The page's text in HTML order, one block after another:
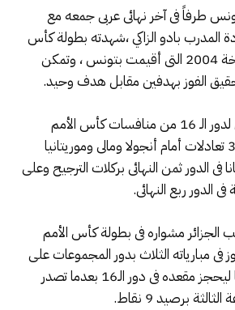
طرفاً فى آخر نهائى عربى جمعه مع
المدرب بادو الزاكي ،شهدته بطولة كأس
الامم الأفريقية فى نسخة 2004 التى أقيمت بتونس ، وتمكن
الفوز بهدفين مقابل هدف وحيد.
وصعد منتخب تونس لدور الـ 16 من منافسات كأس الأمم
الأفريقية بعدما حقق 3 تعادلات أمام أنجولا ومالى وموريتانيا
الدور ثمن النهائى بركلات الترجيح وعلى
الدور ربع النهائى.
الجزائر مشواره فى بطولة كأس الأمم
فى مبارياته الثلاث بدور المجموعات على
كينيا والسنغال وتنزانيا ليحجز مقعده فى دور الـ16 بعدما تصدر
برصيد 9 نقاط.